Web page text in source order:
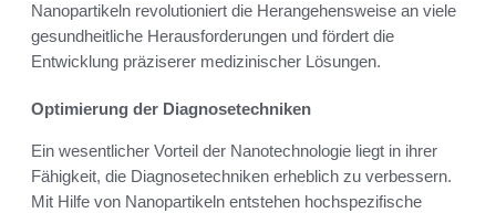
Nanopartikeln revolutioniert die Herangehensweise an viele
gesundheitliche Herausforderungen und fördert die
Entwicklung präziserer medizinischer Lösungen.
Optimierung der Diagnosetechniken
Ein wesentlicher Vorteil der Nanotechnologie liegt in ihrer
Fähigkeit, die Diagnosetechniken erheblich zu verbessern.
Mit Hilfe von Nanopartikeln entstehen hochspezifische